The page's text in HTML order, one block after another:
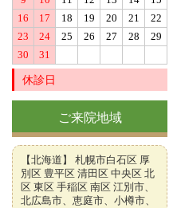
16
17 18 19 20 21
22
23
24 25 26 27 28
29
30
31
休診日
ご来院地域
【北海道】 札幌市白石区 厚
別区 豊平区 清田区 中央区 北
区 東区 手稲区 南区 江別市、
北広島市、恵庭市、小樽市、